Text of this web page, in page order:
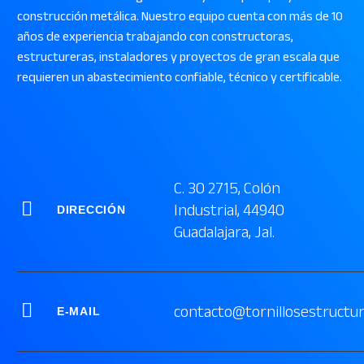
construcción metálica. Nuestro equipo cuenta con más de 10
años de experiencia trabajando con constructoras,
estructureras, instaladores y proyectos de gran escala que
requieren un abastecimiento confiable, técnico y certificable.

 DIRECCIÓN
C. 30 2715, Colón
Industrial, 44940
Guadalajara, Jal.

 E-MAIL